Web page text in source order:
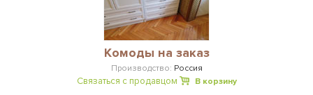
Комоды на заказ
Производство: Россия
Связаться с продавцом В корзину